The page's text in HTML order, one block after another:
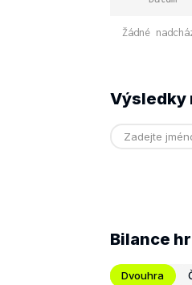
Žádné
Výsledky
Bilance
Dvouhra